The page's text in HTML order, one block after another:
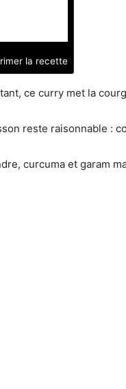
la recette
ce curry met la
reste raisonnable :
curcuma et garam